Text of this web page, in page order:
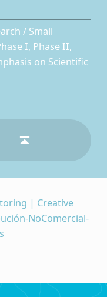
/ Small
I, Phase II,
on Scientific
| Creative
NoComercial-